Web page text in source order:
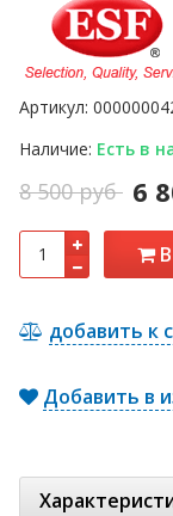
Артикул:
Наличие: Есть в
8 500 руб 6
В
добавить к
Добавить в